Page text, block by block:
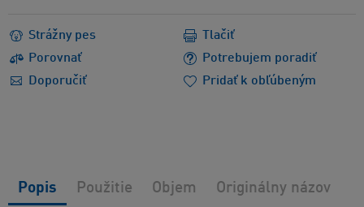
Strážny pes
Porovnať
Potrebujem poradiť
Doporučiť
Tlačiť
Pridať k obľúbeným
Popis Použitie Objem Originálny názov